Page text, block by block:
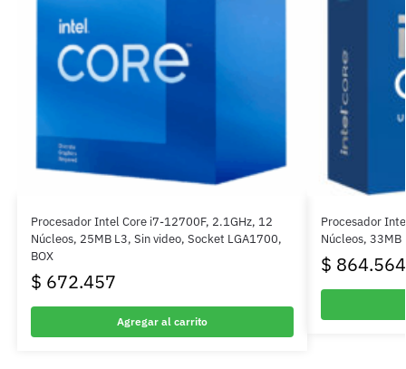
Procesador Intel Core i7-12700F, 2.1GHz, 12
Núcleos, 25MB L3, Sin video, Socket LGA1700,
BOX
$ 672.457
Agregar al carrito
Procesador
Núcleos, 33MB
$ 864.564